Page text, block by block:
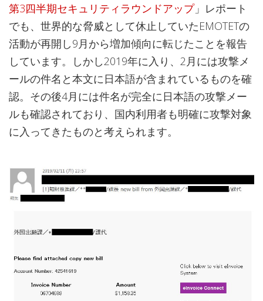
第3四半期セキュリティラウンドアップ」レポート
でも、世界的な脅威として休止していたEMOTETの
活動が再開し9月から増加傾向に転じたことを報告
しています。しかし2019年に入り、2月には攻撃メ
ールの件名と本文に日本語が含まれているものを確
認。その後4月には件名が完全に日本語の攻撃メー
ルも確認されており、国内利用者も明確に攻撃対象
に入ってきたものと考えられます。